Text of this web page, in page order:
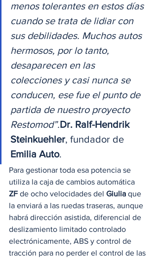
menos tolerantes en estos días
cuando se trata de lidiar con
sus debilidades. Muchos autos
hermosos, por lo tanto,
desaparecen en las
colecciones y casi nunca se
conducen, ese fue el punto de
partida de nuestro proyecto
Restomod”.Dr. Ralf-Hendrik
Steinkuehler, fundador de
Emilia Auto.
Para gestionar toda esa potencia se
utiliza la caja de cambios automática
ZF de ocho velocidades del Giulia que
la enviará a las ruedas traseras, aunque
habrá dirección asistida, diferencial de
deslizamiento limitado controlado
electrónicamente, ABS y control de
tracción para no perder el control de las